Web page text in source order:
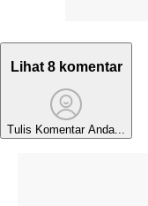
Lihat 8 komentar
Tulis Komentar Anda...